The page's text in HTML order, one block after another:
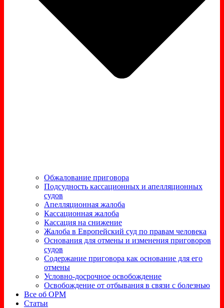
Обжалование приговора
Подсудность кассационных и апелляционных
судов
Апелляционная жалоба
Кассационная жалоба
Кассация на снижение
Жалоба в Европейский суд по правам человека
Основания для отмены и изменения приговоров
судов
Содержание приговора как основание для его
отмены
Условно-досрочное освобождение
Освобождение от отбывания в связи с болезнью
Все об ОРМ
Статьи